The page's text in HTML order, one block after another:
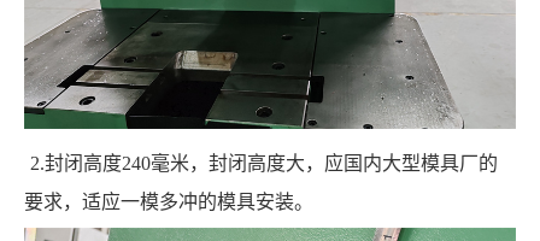
2.封闭高度240毫米，封闭高度大，应国内大型模具厂的
要求，适应一模多冲的模具安装。